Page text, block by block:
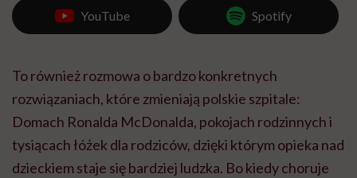
YouTube Spotify
To również rozmowa o bardzo konkretnych
rozwiązaniach, które zmieniają polskie szpitale:
Domach Ronalda McDonalda, pokojach rodzinnych i
tysiącach łóżek dla rodziców, dzięki którym opieka nad
dzieckiem staje się bardziej ludzka. Bo kiedy choruje